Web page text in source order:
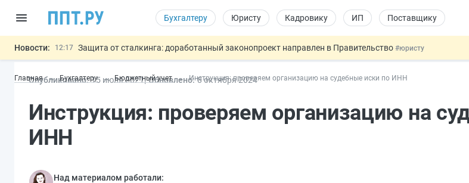
Бухгалтеру Юристу Кадровику ИП Поставщику
Новости: 12:17 Защита от сталкинга: доработанный законопроект направлен в Правительство #юристу
10:09 Риск атак БПЛА можно учитывать при оценке профрисков#кадровику
05.08
Важно Подписан закон об упрощении госзакупок по 44-ФЗ #заказчику
Главная Бухгалтеру Бюджетный учет Инструкция: проверяем организацию на судебные иски по ИНН
Опубликовано: 15 июля2021 Обновлено: 8 октября2024
Инструкция: проверяем организацию на
ИНН
Над материалом работали: